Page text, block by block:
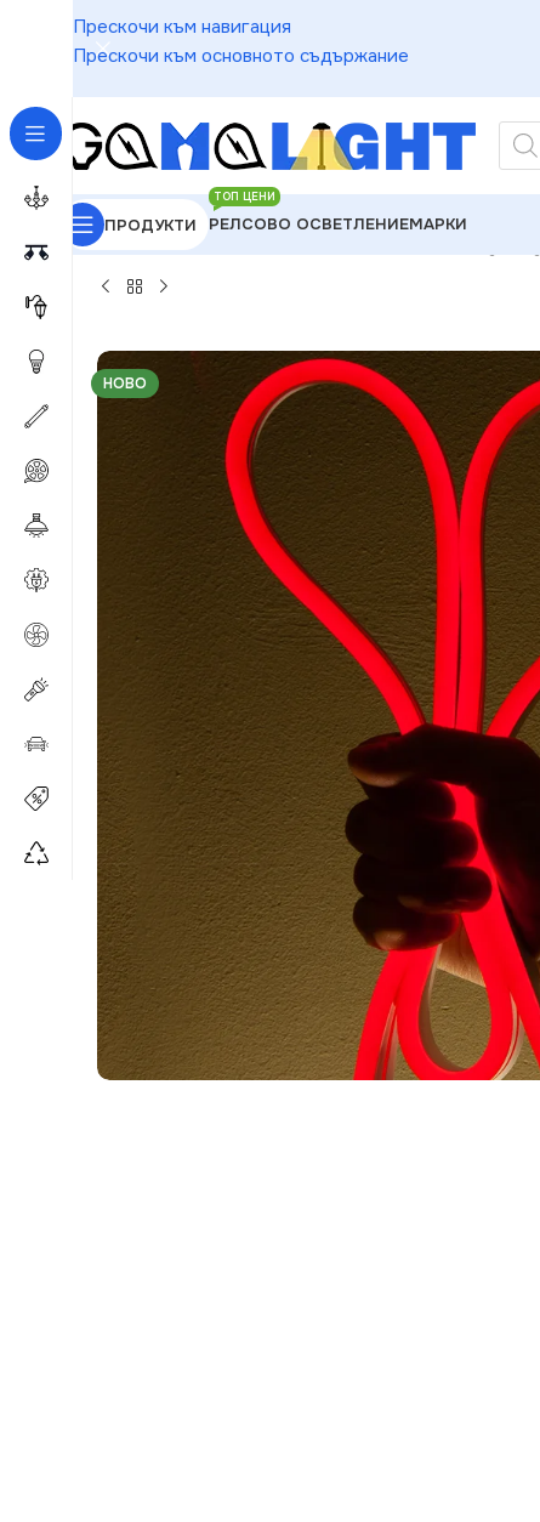
Прескочи към навигация
Прескочи към основното съдържание
ПРОДУКТИ РЕЛСОВО ОСВЕТЛЕНИЕ
ТОП ЦЕНИ
МАРКИ
GAMALIGHT»
НОВО